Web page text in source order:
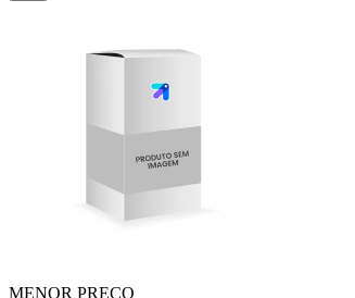
MENOR PREÇO